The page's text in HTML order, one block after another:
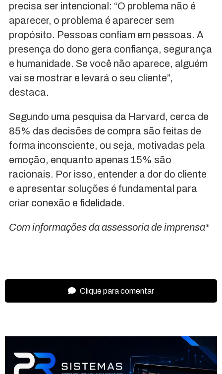
precisa ser intencional: “O problema não é
aparecer, o problema é aparecer sem
propósito. Pessoas confiam em pessoas. A
presença do dono gera confiança, segurança
e humanidade. Se você não aparece, alguém
vai se mostrar e levará o seu cliente”,
destaca.
Segundo uma pesquisa da Harvard, cerca de
85% das decisões de compra são feitas de
forma inconsciente, ou seja, motivadas pela
emoção, enquanto apenas 15% são
racionais. Por isso, entender a dor do cliente
e apresentar soluções é fundamental para
criar conexão e fidelidade.
Com informações da assessoria de imprensa*
Clique para comentar